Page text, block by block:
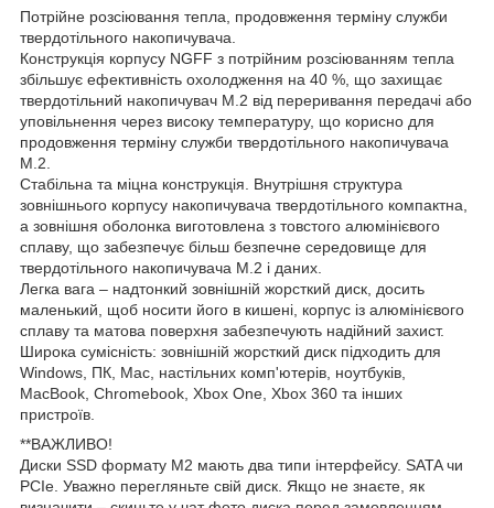
Потрійне розсіювання тепла, продовження терміну служби
твердотільного накопичувача.
Конструкція корпусу NGFF з потрійним розсіюванням тепла
збільшує ефективність охолодження на 40 %, що захищає
твердотільний накопичувач M.2 від переривання передачі або
уповільнення через високу температуру, що корисно для
продовження терміну служби твердотільного накопичувача
M.2.
Стабільна та міцна конструкція. Внутрішня структура
зовнішнього корпусу накопичувача твердотільного компактна,
а зовнішня оболонка виготовлена з товстого алюмінієвого
сплаву, що забезпечує більш безпечне середовище для
твердотільного накопичувача M.2 і даних.
Легка вага – надтонкий зовнішній жорсткий диск, досить
маленький, щоб носити його в кишені, корпус із алюмінієвого
сплаву та матова поверхня забезпечують надійний захист.
Широка сумісність: зовнішній жорсткий диск підходить для
Windows, ПК, Mac, настільних комп'ютерів, ноутбуків,
MacBook, Chromebook, Xbox One, Xbox 360 та інших
пристроїв.
**ВАЖЛИВО!
Диски SSD формату М2 мають два типи інтерфейсу. SATA чи
PCIe. Уважно перегляньте свій диск. Якщо не знаєте, як